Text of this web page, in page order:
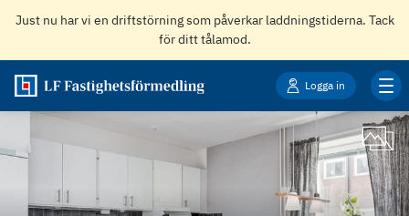
Just nu har vi en driftstörning som påverkar laddningstiderna. Tack
för ditt tålamod.
Logga in